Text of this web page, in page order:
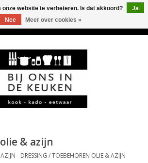
& azijn
- DRESSING /TOEBEHOREN OLIE & AZIJN
onze website te verbeteren. Is dat akkoord?
Ja
Nee
Meer over cookies »